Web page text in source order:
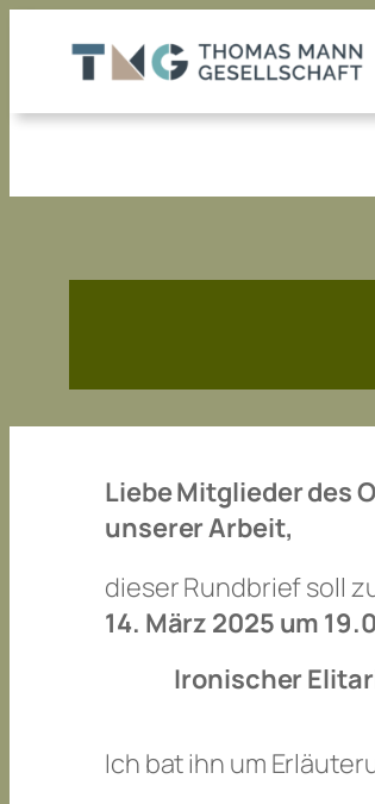
Inhalt
Liebe Mitglieder des
unserer Arbeit,
dieser Rundbrief soll
14. März 2025 um
Ironischer
Ich bat ihn um